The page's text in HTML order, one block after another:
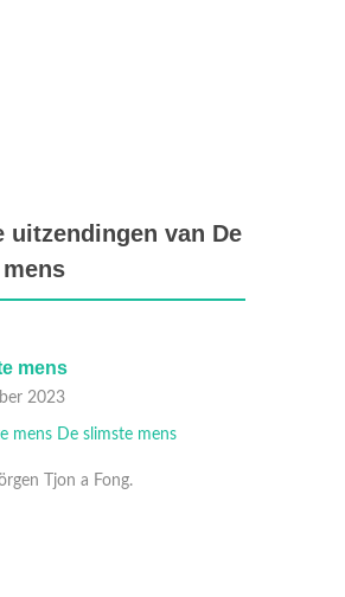
uitzendingen van De
De slimste mens
07 September 2023
Uitdager: Nandi van Beurden.